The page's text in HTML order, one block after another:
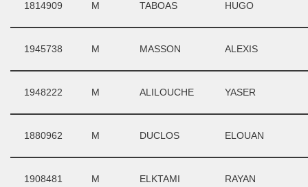
1814909 M TABOAS HUGO
1945738 M MASSON ALEXIS
1948222 M ALILOUCHE YASER
1880962 M DUCLOS ELOUAN
1908481 M ELKTAMI RAYAN